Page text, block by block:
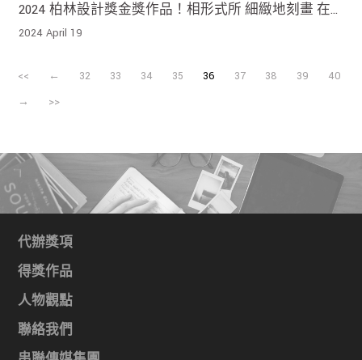
2024 柏林設計獎金獎作品！相形式所 細緻地刻畫 在
簡單的陳設中透露出生命的流轉與力量
2024 April 19
<< ← 32 33 34 35 36 37 38 39
40
→
>>
代辦獎項
得獎作品
人物觀點
聯絡我們